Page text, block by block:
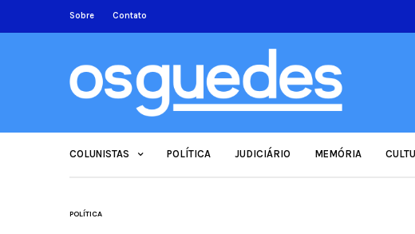
Sobre Contato
COLUNISTAS POLÍTICA JUDICIÁRIO MEMÓRIA
POLÍTICA